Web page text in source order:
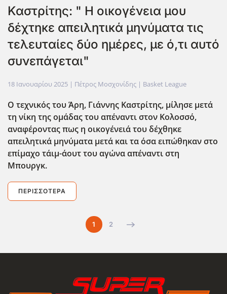
Καστρίτης: " Η οικογένεια μου
δέχτηκε απειλητικά μηνύματα τις
τελευταίες δύο ημέρες, με ό,τι αυτό
συνεπάγεται"
18 Ιανουαρίου 2025 | Πέτρος Μοσχονίδης | Basket League
Ο τεχνικός του Άρη, Γιάννης Καστρίτης, μίλησε μετά
τη νίκη της ομάδας του απέναντι στον Κολοσσό,
αναφέροντας πως η οικογένειά του δέχθηκε
απειλητικά μηνύματα μετά και τα όσα ειπώθηκαν στο
επίμαχο τάιμ-άουτ του αγώνα απέναντι στη
Μπουργκ.
ΠΕΡΙΣΣΌΤΕΡΑ
1 2